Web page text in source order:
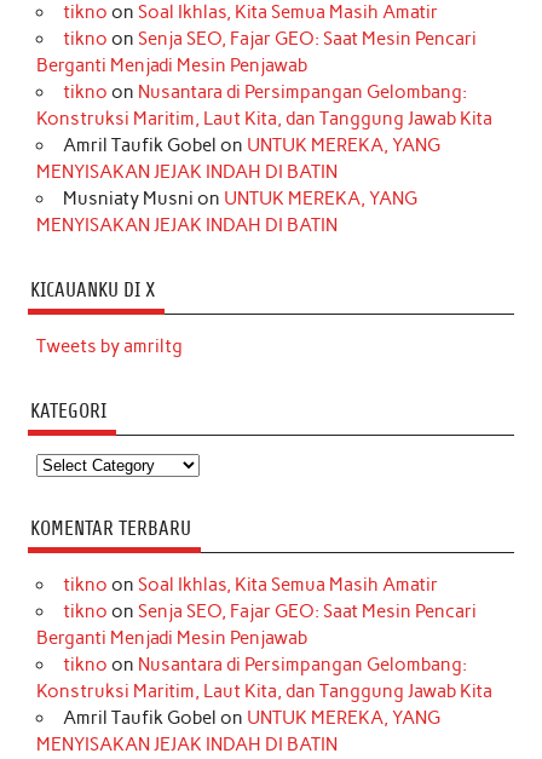
tikno on Soal Ikhlas, Kita Semua Masih Amatir
tikno on Senja SEO, Fajar GEO: Saat Mesin Pencari
Berganti Menjadi Mesin Penjawab
tikno on Nusantara di Persimpangan Gelombang:
Konstruksi Maritim, Laut Kita, dan Tanggung Jawab Kita
Amril Taufik Gobel on UNTUK MEREKA, YANG
MENYISAKAN JEJAK INDAH DI BATIN
Musniaty Musni on UNTUK MEREKA, YANG
MENYISAKAN JEJAK INDAH DI BATIN
KICAUANKU DI X
Tweets by amriltg
KATEGORI
Kategori
KOMENTAR TERBARU
tikno on Soal Ikhlas, Kita Semua Masih Amatir
tikno on Senja SEO, Fajar GEO: Saat Mesin Pencari
Berganti Menjadi Mesin Penjawab
tikno on Nusantara di Persimpangan Gelombang:
Konstruksi Maritim, Laut Kita, dan Tanggung Jawab Kita
Amril Taufik Gobel on UNTUK MEREKA, YANG
MENYISAKAN JEJAK INDAH DI BATIN